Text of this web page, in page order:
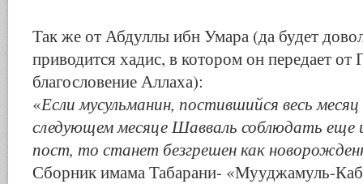
Так же от Абдуллы ибн Умара (да будет
приводится хадис, в котором он передает
благословение Аллаха):
«Если мусульманин, постившийся весь
следующем месяце Шавваль соблюдать еще
пост, то станет безгрешен как
Сборник имама Табарани- «Мууджамуль-